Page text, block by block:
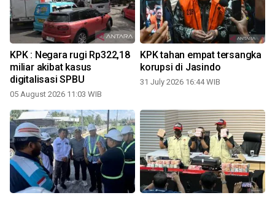
KPK : Negara rugi Rp322,18
miliar akibat kasus
digitalisasi SPBU
05 August 2026 11:03 WIB
KPK tahan empat tersangka
korupsi di Jasindo
31 July 2026 16:44 WIB